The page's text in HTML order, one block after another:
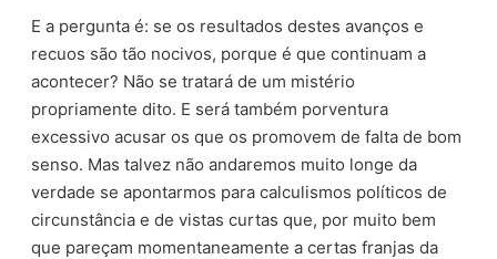
E a pergunta é: se os resultados destes avanços e
recuos são tão nocivos, porque é que continuam a
acontecer? Não se tratará de um mistério
propriamente dito. E será também porventura
excessivo acusar os que os promovem de falta de bom
senso. Mas talvez não andaremos muito longe da
verdade se apontarmos para calculismos políticos de
circunstância e de vistas curtas que, por muito bem
que pareçam momentaneamente a certas franjas da